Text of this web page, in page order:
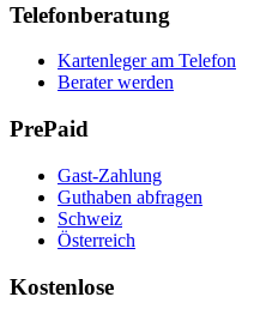
Telefonberatung
Kartenleger am Telefon
Berater werden
PrePaid
Gast-Zahlung
Guthaben abfragen
Schweiz
Österreich
Kostenlose